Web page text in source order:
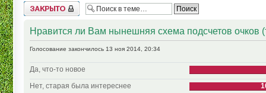
Topic locked
Нравится ли Вам нынешняя схема подсчетов очков
Голосование закончилось 13 ноя 2014, 20:34
Да, что-то новое
Нет, старая была интереснее